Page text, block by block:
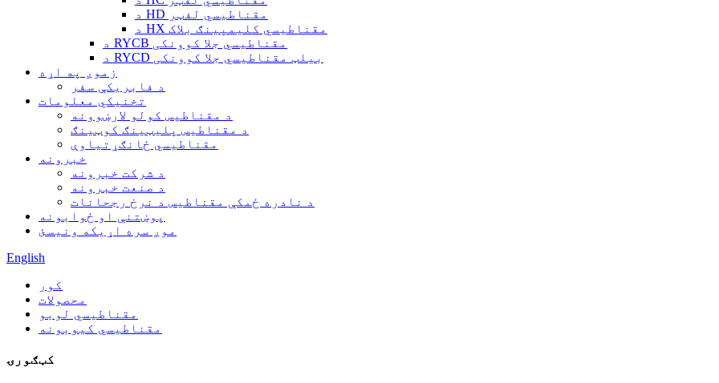
د HD مقناطیسي لفټر
د HX مقناطیسي کلیمپینګ بلاک
د RYCB مقناطیسي جلا کوونکی
د RYCD بیلټ مقناطیسي جلا کوونکی
زموږ په اړه
د فابریکې سفر
تخنیکي معلومات
د مقناطیس کولو لارښوونه
د مقناطیس پلیټینګ کوټینګ
مقناطیسي ځانګړتیاوې
خبرونه
د شرکت خبرونه
د صنعت خبرونه
د نادره ځمکې مقناطیس د نرخ رجحانات
پوښتنې او ځوابونه
موږ سره اړیکه ونیسئ
English
کور
محصولات
مقناطیسي لوبو
مقناطیسي کیوبونه
کټګورۍ